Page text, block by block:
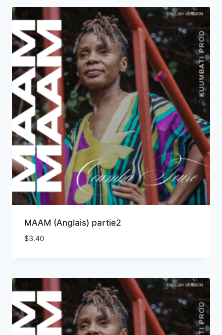
MAAM (Anglais) partie2
$3.40